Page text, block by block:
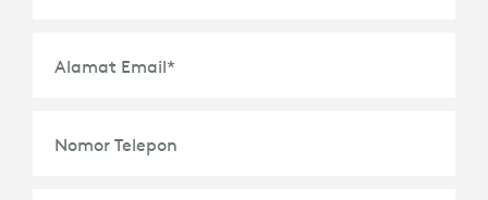
Alamat Email*
Nomor Telepon